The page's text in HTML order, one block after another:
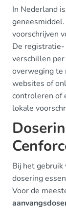
In Nederland
voorschrijven
De
verschillen
overweging te
websites of
controleren of
lokale
Bij het gebruik
dosering
Voor de